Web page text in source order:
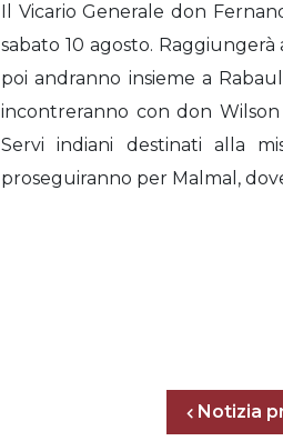
Il Vicario Generale don
sabato 10 agosto.
poi andranno insieme a
incontreranno con don
Servi indiani destinati alla
proseguiranno per Malmal,
Notizia